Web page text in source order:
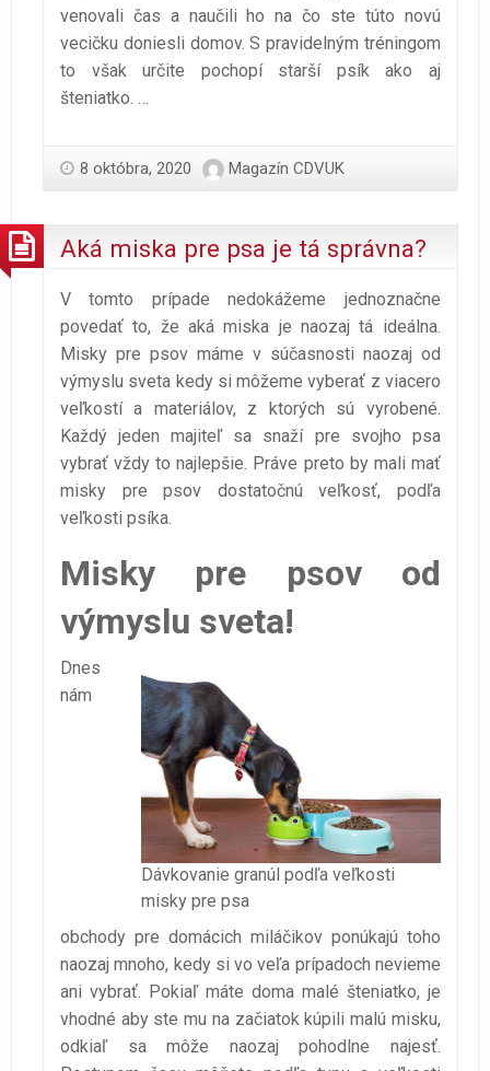
venovali čas a naučili ho na čo ste túto novú
vecičku doniesli domov. S pravidelným tréningom
to však určite pochopí starší psík ako aj
šteniatko. …
8 októbra, 2020 Magazín CDVUK
Aká miska pre psa je tá správna?
V tomto prípade nedokážeme jednoznačne
povedať to, že aká miska je naozaj tá ideálna.
Misky pre psov máme v súčasnosti naozaj od
výmyslu sveta kedy si môžeme vyberať z viacero
veľkostí a materiálov, z ktorých sú vyrobené.
Každý jeden majiteľ sa snaží pre svojho psa
vybrať vždy to najlepšie. Práve preto by mali mať
misky pre psov dostatočnú veľkosť, podľa
veľkosti psíka.
Misky pre psov od
výmyslu sveta!
Dávkovanie granúl podľa veľkosti
misky pre psa
Dnes
nám
obchody pre domácich miláčikov ponúkajú toho
naozaj mnoho, kedy si vo veľa prípadoch nevieme
ani vybrať. Pokiaľ máte doma malé šteniatko, je
vhodné aby ste mu na začiatok kúpili malú misku,
odkiaľ sa môže naozaj pohodlne najesť.